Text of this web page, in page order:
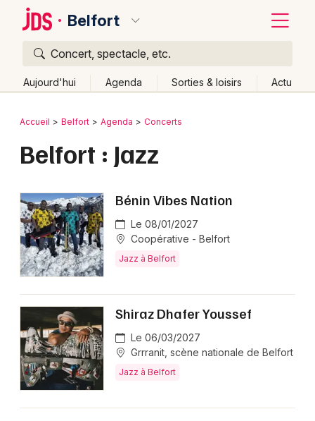
Belfort
Concert, spectacle, etc.
Aujourd'hui Agenda Sorties & loisirs Actu
Publier un événement
Grands événements
Activité & Expérience
Manifestations
Foires & salons
Spectacles
Concerts
Sports
Bordeaux
Lille
Lyon
Marseille
Mulhouse
Montpellier
Nantes
Nice
Paris
Retour
Accueil Belfort Agenda Concerts
Belfort : Jazz
Bénin Vibes Nation
Le 08/01/2027
Coopérative - Belfort
Jazz à Belfort
Shiraz Dhafer Youssef
Le 06/03/2027
Grrranit, scène nationale de Belfort
Jazz à Belfort
Quoi ?
Où ?
Franche-Comté
Partout Près de moi
Aujourd'hui
Demain